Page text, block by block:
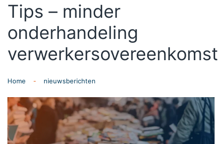
Tips – minder
onderhandeling
verwerkersovereenkomst
Home nieuwsberichten